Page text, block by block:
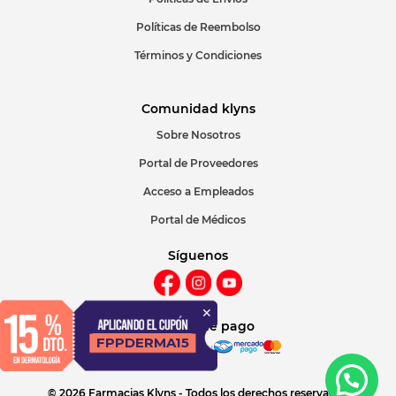
Políticas de Reembolso
Términos y Condiciones
Comunidad klyns
Sobre Nosotros
Portal de Proveedores
Acceso a Empleados
Portal de Médicos
Síguenos
Métodos de pago
© 2026 Farmacias Klyns - Todos los derechos reservados